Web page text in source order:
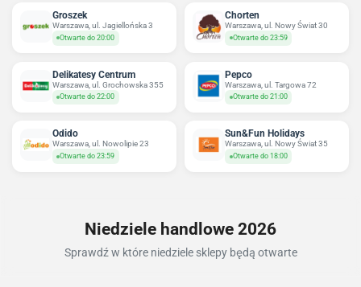
Groszek
Warszawa, ul. Jagiellońska 3
Otwarte do 20:00
Chorten
Warszawa, ul. Nowy Świat 30
Otwarte do 23:59
Delikatesy Centrum
Warszawa, ul. Grochowska 355
Otwarte do 22:00
Pepco
Warszawa, ul. Targowa 72
Otwarte do 21:00
Odido
Warszawa, ul. Nowolipie 23
Otwarte do 23:59
Sun&Fun Holidays
Warszawa, ul. Nowy Świat 35
Otwarte do 18:00
Niedziele handlowe 2026
Sprawdź w które niedziele sklepy będą otwarte